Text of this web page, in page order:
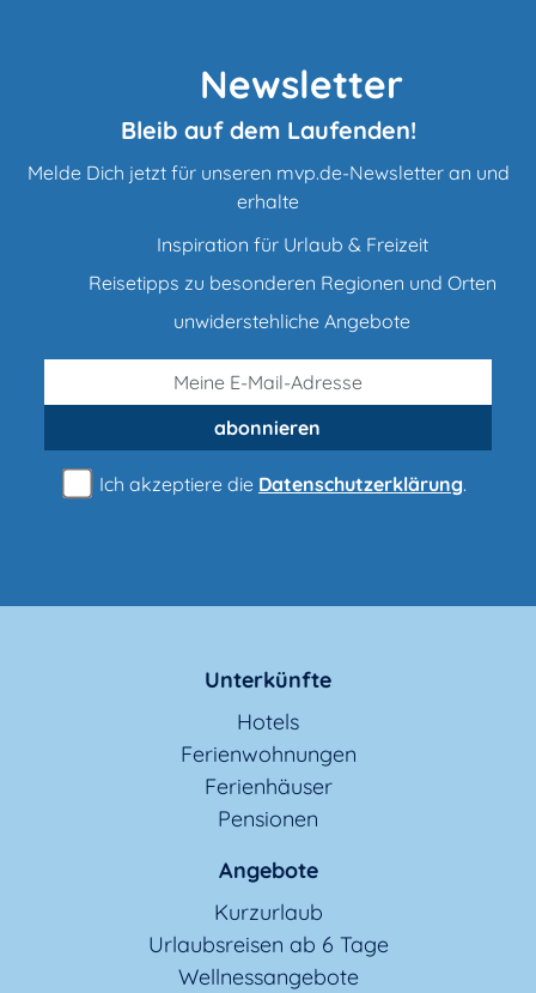
Newsletter
Bleib auf dem Laufenden!
Melde Dich jetzt für unseren mvp.de-Newsletter an und
erhalte
Inspiration für Urlaub & Freizeit
Reisetipps zu besonderen Regionen und Orten
unwiderstehliche Angebote
abonnieren
Ich akzeptiere die Datenschutzerklärung.
Unterkünfte
Hotels
Ferienwohnungen
Ferienhäuser
Pensionen
Angebote
Kurzurlaub
Urlaubsreisen ab 6 Tage
Wellnessangebote